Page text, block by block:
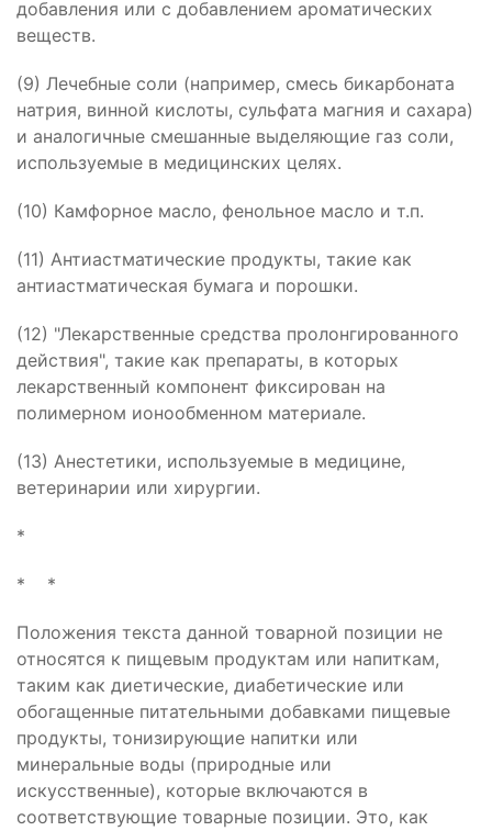
добавления или с добавлением ароматических
веществ.
(9) Лечебные соли (например, смесь бикарбоната
натрия, винной кислоты, сульфата магния и сахара)
и аналогичные смешанные выделяющие газ соли,
используемые в медицинских целях.
(10) Камфорное масло, фенольное масло и т.п.
(11) Антиастматические продукты, такие как
антиастматическая бумага и порошки.
(12) "Лекарственные средства пролонгированного
действия", такие как препараты, в которых
лекарственный компонент фиксирован на
полимерном ионообменном материале.
(13) Анестетики, используемые в медицине,
ветеринарии или хирургии.
*
* *
Положения текста данной товарной позиции не
относятся к пищевым продуктам или напиткам,
таким как диетические, диабетические или
обогащенные питательными добавками пищевые
продукты, тонизирующие напитки или
минеральные воды (природные или
искусственные), которые включаются в
соответствующие товарные позиции. Это, как